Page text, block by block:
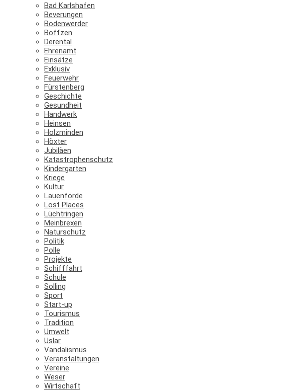
Bad Karlshafen
Beverungen
Bodenwerder
Boffzen
Derental
Ehrenamt
Einsätze
Exklusiv
Feuerwehr
Fürstenberg
Geschichte
Gesundheit
Handwerk
Heinsen
Holzminden
Höxter
Jubiläen
Katastrophenschutz
Kindergarten
Kriege
Kultur
Lauenförde
Lost Places
Lüchtringen
Meinbrexen
Naturschutz
Politik
Polle
Projekte
Schifffahrt
Schule
Solling
Sport
Start-up
Tourismus
Tradition
Umwelt
Uslar
Vandalismus
Veranstaltungen
Vereine
Weser
Wirtschaft